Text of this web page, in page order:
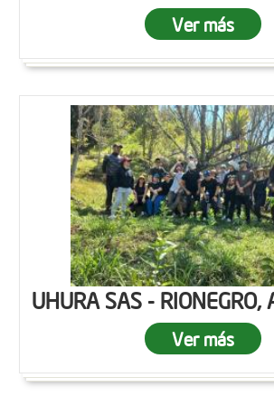
Ver más
UHURA SAS - RIONEGRO,
Ver más